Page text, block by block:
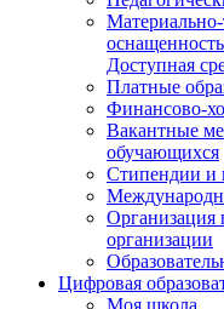
Материально-
Доступная
Платные
Финансово-
Вакантные
обучающихся
Стипендии и
Организация
организации
Цифровая